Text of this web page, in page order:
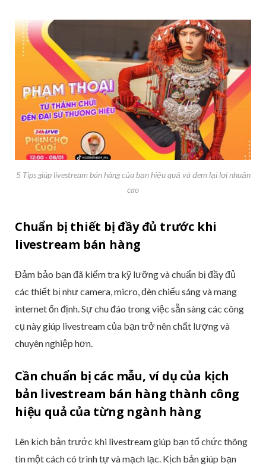
5 Tips giúp livestream bán hàng của bạn hiệu quả và đem lại lợi nhuận
cao
Chuẩn bị thiết bị đầy đủ trước khi
livestream bán hàng
Đảm bảo bạn đã kiểm tra kỹ lưỡng và chuẩn bị đầy đủ
các thiết bị như camera, micro, đèn chiếu sáng và mạng
internet ổn định. Sự chu đáo trong việc sẵn sàng các công
cụ này giúp livestream của bạn trở nên chất lượng và
chuyên nghiệp hơn.
Cần chuẩn bị các mẫu, ví dụ của kịch
bản livestream bán hàng thành công
hiệu quả của từng ngành hàng
Lên kịch bản trước khi livestream giúp bạn tổ chức thông
tin một cách có trình tự và mạch lạc. Kịch bản giúp bạn